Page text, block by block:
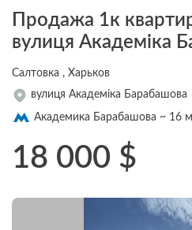
Продажа 1к
вулиця Академіка
Салтовка , Харьков
вулиця Академіка Барабашова
Академика Барабашова ~ 16
18 000 $